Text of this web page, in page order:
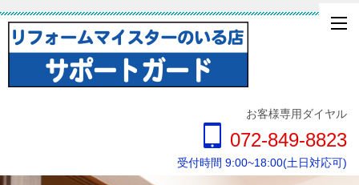
お客様専用ダイヤル
072-849-8823
受付時間 9:00~18:00(土日対応可)